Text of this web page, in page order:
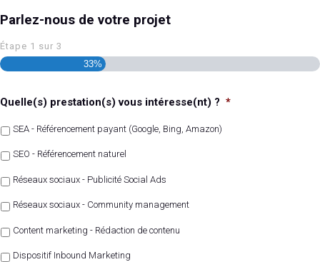
Parlez-nous de votre projet
Étape 1 sur 3
33%
Quelle(s) prestation(s) vous intéresse(nt) ? *
SEA - Référencement payant (Google, Bing, Amazon)
SEO - Référencement naturel
Réseaux sociaux - Publicité Social Ads
Réseaux sociaux - Community management
Content marketing - Rédaction de contenu
Dispositif Inbound Marketing